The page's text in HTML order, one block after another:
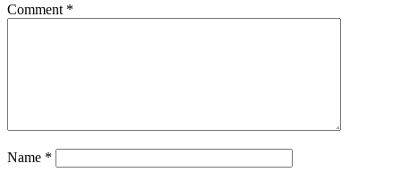
Comment *
Name *